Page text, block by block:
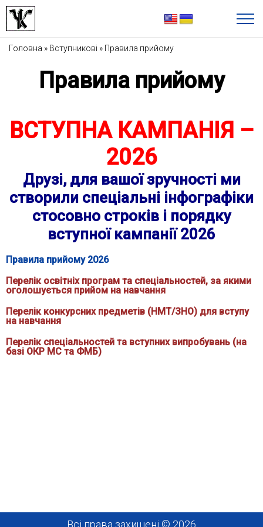
Головна » Вступникові » Правила прийому
Правила прийому
ВСТУПНА КАМПАНІЯ –
2026
Друзі, для вашої зручності ми
створили спеціальні інфографіки
стосовно строків і порядку
вступної кампанії 2026
Правила прийому 2026
Перелік освітніх програм та спеціальностей, за якими
оголошується прийом на навчання
Перелік конкурсних предметів (НМТ/ЗНО) для вступу
на навчання
Перелік спеціальностей та вступних випробувань (на
базі ОКР МС та ФМБ)
Всі права захищені © 2026